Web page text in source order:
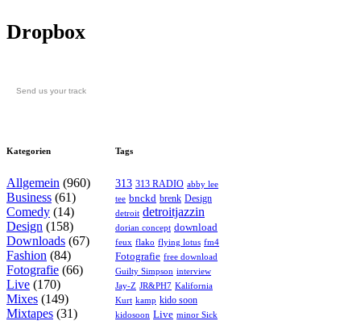
Dropbox
Send us your track
Kategorien
Allgemein (960)
Business (61)
Comedy (14)
Design (158)
Downloads (67)
Fashion (84)
Fotografie (66)
Live (170)
Mixes (149)
Mixtapes (31)
Tags
313 313 RADIO abby lee
tee bnckd brenk Design
detroit detroitjazzin
dorian concept download
feux flako flying lotus fm4
Fotografie free download
Guilty Simpson interview
Jay-Z JR&PH7 Kalifornia
Kurt kamp kido soon
kidosoon Live minor Sick